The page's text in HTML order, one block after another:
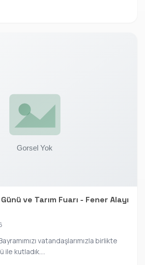
ve Tarım Fuarı - Fener Alayı
vatandaşlarımızla birlikte
ile kutladık....